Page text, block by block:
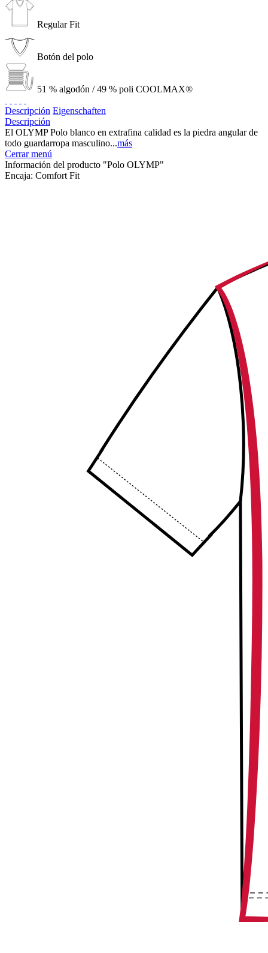
Regular Fit
Botón del polo
51 % algodón / 49 % poli COOLMAX®
Descripción Eigenschaften
Descripción
El OLYMP Polo blanco en extrafina calidad es la piedra angular de
todo guardarropa masculino...más
Cerrar menú
Información del producto "Polo OLYMP"
Encaja: Comfort Fit